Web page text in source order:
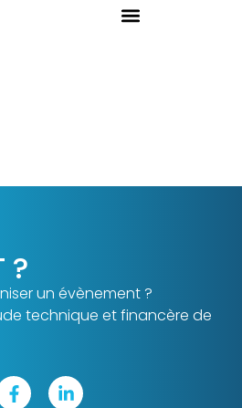
?
un évènement ?
technique et financère de